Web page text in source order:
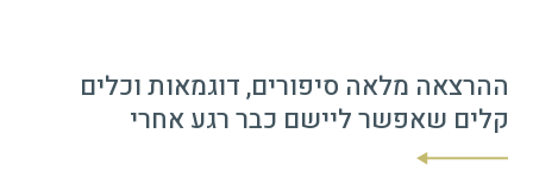
ההרצאה מלאה סיפורים, דוגמאות וכלים
קלים שאפשר ליישם כבר רגע אחרי